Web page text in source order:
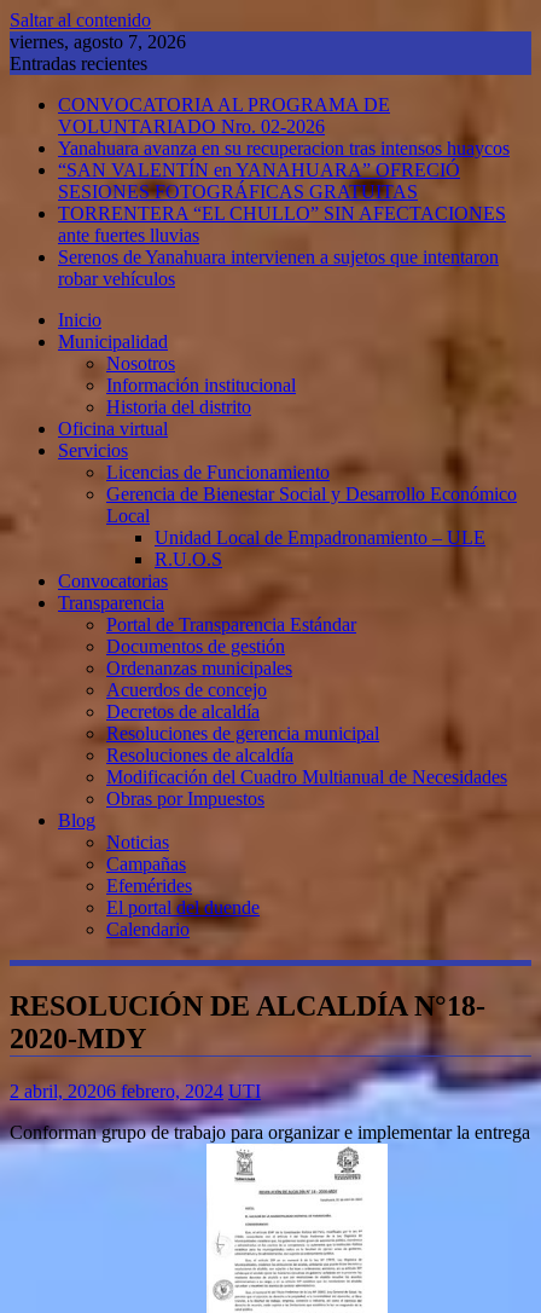
Saltar al contenido
viernes, agosto 7, 2026
Entradas recientes
CONVOCATORIA AL PROGRAMA DE
VOLUNTARIADO Nro. 02-2026
Yanahuara avanza en su recuperacion tras intensos huaycos
“SAN VALENTÍN en YANAHUARA” OFRECIÓ
SESIONES FOTOGRÁFICAS GRATUITAS
TORRENTERA “EL CHULLO” SIN AFECTACIONES
ante fuertes lluvias
Serenos de Yanahuara intervienen a sujetos que intentaron
robar vehículos
Inicio
Municipalidad
Nosotros
Información institucional
Historia del distrito
Oficina virtual
Servicios
Licencias de Funcionamiento
Gerencia de Bienestar Social y Desarrollo Económico
Local
Unidad Local de Empadronamiento – ULE
R.U.O.S
Convocatorias
Transparencia
Portal de Transparencia Estándar
Documentos de gestión
Ordenanzas municipales
Acuerdos de concejo
Decretos de alcaldía
Resoluciones de gerencia municipal
Resoluciones de alcaldía
Modificación del Cuadro Multianual de Necesidades
Obras por Impuestos
Blog
Noticias
Campañas
Efemérides
El portal del duende
Calendario
RESOLUCIÓN DE ALCALDÍA N°18-
2020-MDY
2 abril, 20206 febrero, 2024 UTI
Conforman grupo de trabajo para organizar e implementar la entrega